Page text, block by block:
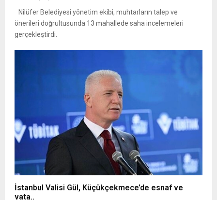
Nilüfer Belediyesi yönetim ekibi, muhtarların talep ve
önerileri doğrultusunda 13 mahallede saha incelemeleri
gerçekleştirdi.
İstanbul Valisi Gül, Küçükçekmece’de esnaf ve
vata..